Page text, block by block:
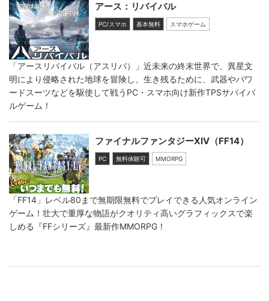
アース：リバイバル
PC/スマホ 基本無料 スマホゲーム
「アースリバイバル（アスリバ）」近未来の終末世界で、異星文
明により侵略された地球を冒険し、生き残るために、武器やパワ
ードスーツなどを駆使して戦うPC・スマホ向け新作TPSサバイバ
ルゲーム！
ファイナルファンタジーXIV（FF14）
PC 無料体験可 MMORPG
「FF14」レベル80まで無期限無料でプレイできる人気オンライン
ゲーム！壮大で重厚な物語がクオリティ高いグラフィックスで楽
しめる『FFシリーズ』最新作MMORPG！